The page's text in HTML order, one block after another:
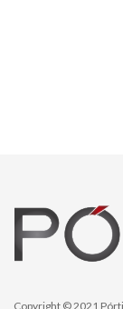
Copyright © 2021